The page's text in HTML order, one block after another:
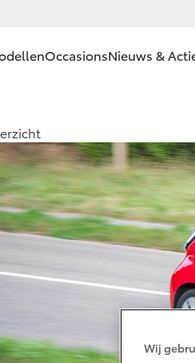
en
HYBRIDE
Vanaf € 23.750,-
Corolla Hatchback
OccasionsNieuws &
Wij